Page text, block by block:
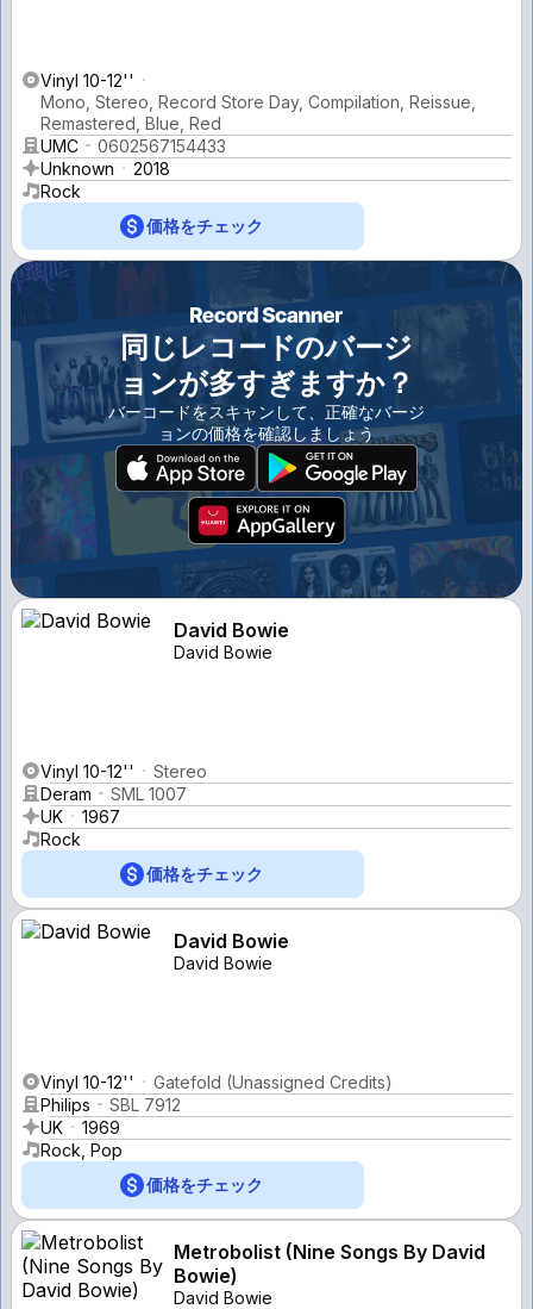
Vinyl 10-12''
Mono, Stereo, Record Store Day, Compilation, Reissue,
Remastered, Blue, Red
UMC
0602567154433
Unknown
2018
Rock
価格をチェック
同じレコードのバージ
ョンが多すぎますか？
バーコードをスキャンして、正確なバージ
ョンの価格を確認しましょう
David Bowie
David Bowie
Vinyl 10-12''
Stereo
Deram
SML 1007
UK
1967
Rock
価格をチェック
David Bowie
David Bowie
Vinyl 10-12''
Gatefold (Unassigned Credits)
Philips
SBL 7912
UK
1969
Rock, Pop
価格をチェック
Metrobolist (Nine Songs By David
Bowie)
David Bowie